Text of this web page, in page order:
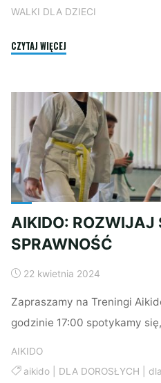
WALKI DLA DZIECI
CZYTAJ WIĘCEJ
Z
DUCHEM"
AIKIDO: ROZWIJAJ
SPRAWNOŚĆ
22 kwietnia 2024
Zapraszamy na Treningi
godzinie 17:00 spotykamy
AIKIDO
aikido| DLA DOROSŁYCH